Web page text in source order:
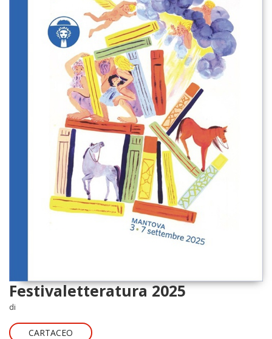
Festivaletteratura 2025
di
CARTACEO